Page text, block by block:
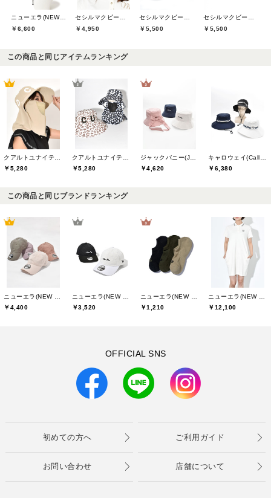
ニューエラ(NEW ERA)
￥6,600
セシルマクビーグリーン(CECIL McBEE green)
￥4,950
セシルマクビーグリーン(CECIL McBEE green)
￥5,500
セシルマクビーグリーン(CECIL McBEE green)
￥5,500
この商品と同じアイテムランキング
クアルトユナイテッド(CUARTO UNITED)
￥5,280
クアルトユナイテッド(CUARTO UNITED)
￥5,280
ジャックバニー(Jack Bunny)
￥4,620
キャロウェイ(Callaway)
￥6,380
この商品と同じブランドランキング
￥4,400
￥3,520
￥1,210
￥12,100
OFFICIAL SNS
初めての方へ ご利用ガイド
お問い合わせ 店舗について